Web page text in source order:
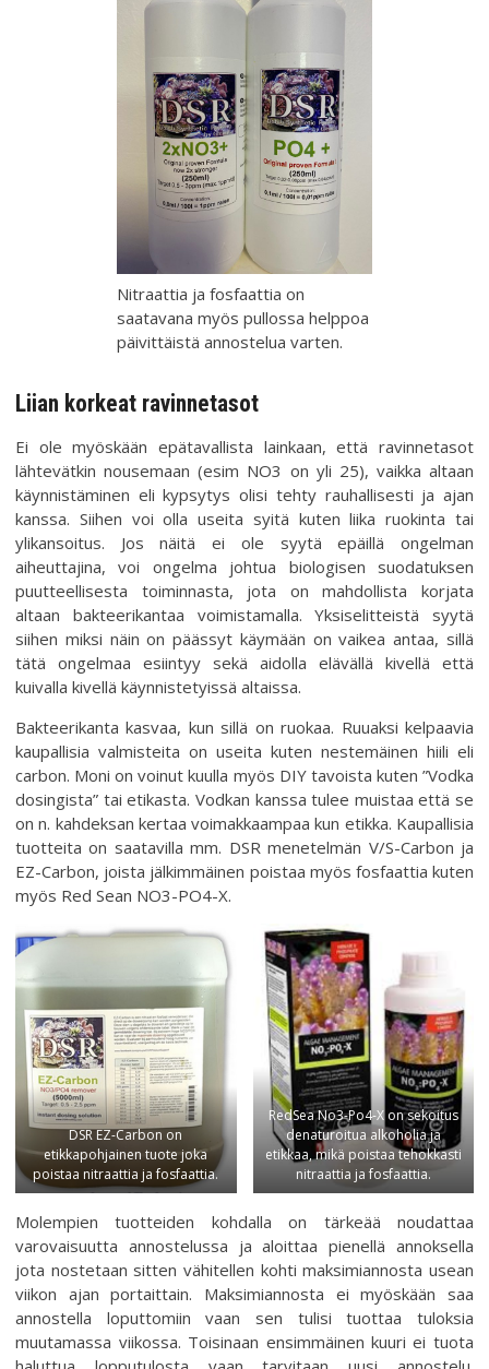
Nitraattia ja fosfaattia on
saatavana myös pullossa helppoa
päivittäistä annostelua varten.
Liian korkeat ravinnetasot
Ei ole myöskään epätavallista lainkaan, että ravinnetasot
lähtevätkin nousemaan (esim NO3 on yli 25), vaikka altaan
käynnistäminen eli kypsytys olisi tehty rauhallisesti ja ajan
kanssa. Siihen voi olla useita syitä kuten liika ruokinta tai
ylikansoitus. Jos näitä ei ole syytä epäillä ongelman
aiheuttajina, voi ongelma johtua biologisen suodatuksen
puutteellisesta toiminnasta, jota on mahdollista korjata
altaan bakteerikantaa voimistamalla. Yksiselitteistä syytä
siihen miksi näin on päässyt käymään on vaikea antaa, sillä
tätä ongelmaa esiintyy sekä aidolla elävällä kivellä että
kuivalla kivellä käynnistetyissä altaissa.
Bakteerikanta kasvaa, kun sillä on ruokaa. Ruuaksi kelpaavia
kaupallisia valmisteita on useita kuten nestemäinen hiili eli
carbon. Moni on voinut kuulla myös DIY tavoista kuten ”Vodka
dosingista” tai etikasta. Vodkan kanssa tulee muistaa että se
on n. kahdeksan kertaa voimakkaampaa kun etikka. Kaupallisia
tuotteita on saatavilla mm. DSR menetelmän V/S-Carbon ja
EZ-Carbon, joista jälkimmäinen poistaa myös fosfaattia kuten
myös Red Sean NO3-PO4-X.
DSR EZ-Carbon on
etikkapohjainen tuote joka
poistaa nitraattia ja fosfaattia.
RedSea No3-Po4-X on sekoitus
denaturoitua alkoholia ja
etikkaa, mikä poistaa tehokkasti
nitraattia ja fosfaattia.
Molempien tuotteiden kohdalla on tärkeää noudattaa
varovaisuutta annostelussa ja aloittaa pienellä annoksella
jota nostetaan sitten vähitellen kohti maksimiannosta usean
viikon ajan portaittain. Maksimiannosta ei myöskään saa
annostella loputtomiin vaan sen tulisi tuottaa tuloksia
muutamassa viikossa. Toisinaan ensimmäinen kuuri ei tuota